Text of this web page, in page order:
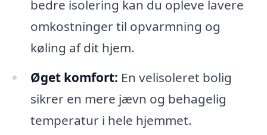
bedre isolering kan du opleve lavere
omkostninger til opvarmning og
køling af dit hjem.
Øget komfort: En velisoleret bolig
sikrer en mere jævn og behagelig
temperatur i hele hjemmet.